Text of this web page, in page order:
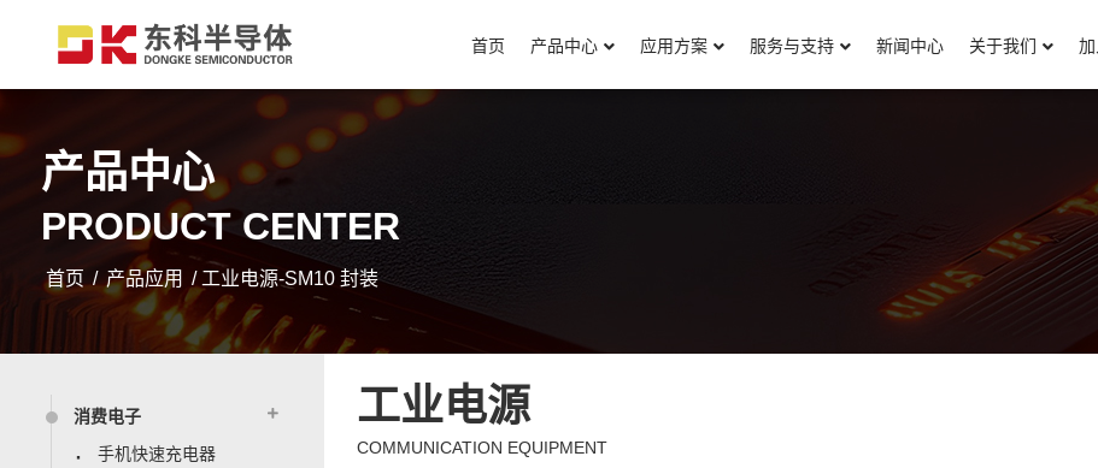
首页 产品中心 应用方案 服务与支持 新闻中心 关于我们
产品中心
PRODUCT CENTER
首页 / 产品应用 / 工业电源-SM10 封装
消费电子
手机快速充电器
工业电源
COMMUNICATION EQUIPMENT